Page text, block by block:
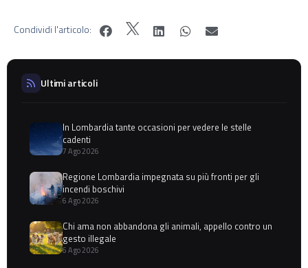
Condividi l'articolo:
Ultimi articoli
In Lombardia tante occasioni per vedere le stelle
cadenti
7 Ago 2026
Regione Lombardia impegnata su più fronti per gli
incendi boschivi
6 Ago 2026
Chi ama non abbandona gli animali, appello contro un
gesto illegale
6 Ago 2026